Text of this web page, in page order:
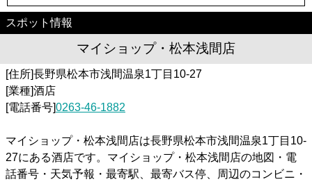
スポット情報
マイショップ・松本浅間店
[住所]長野県松本市浅間温泉1丁目10-27
[業種]酒店
[電話番号]0263-46-1882
マイショップ・松本浅間店は長野県松本市浅間温泉1丁目10-
27にある酒店です。マイショップ・松本浅間店の地図・電
話番号・天気予報・最寄駅、最寄バス停、周辺のコンビニ・